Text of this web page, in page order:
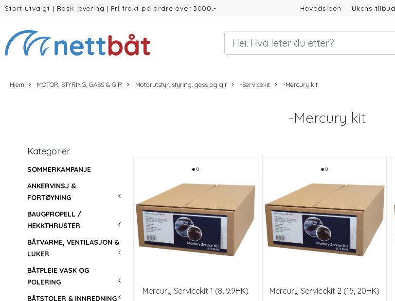
Stort utvalgt | Rask levering | Fri frakt på ordre over 3000,-
Hovedsiden Ukens tilbud
Hjem MOTOR, STYRING, GASS & GIR Motorutstyr, styring, gass og gir -Servicekit -Mercury kit
-Mercury kit
Kategorier
SOMMERKAMPANJE
ANKERVINSJ &
FORTØYNING
BAUGPROPELL /
HEKKTHRUSTER
BÅTVARME, VENTILASJON &
LUKER
BÅTPLEIE VASK OG
POLERING
BÅTSTOLER & INNREDNING
Mercury Servicekit 1 (8, 9.9HK) Mercury Servicekit 2 (15, 20HK)